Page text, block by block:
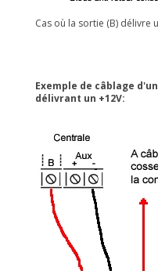
Cas où la sortie (B) délivre
Exemple de câblage
délivrant un +12V: